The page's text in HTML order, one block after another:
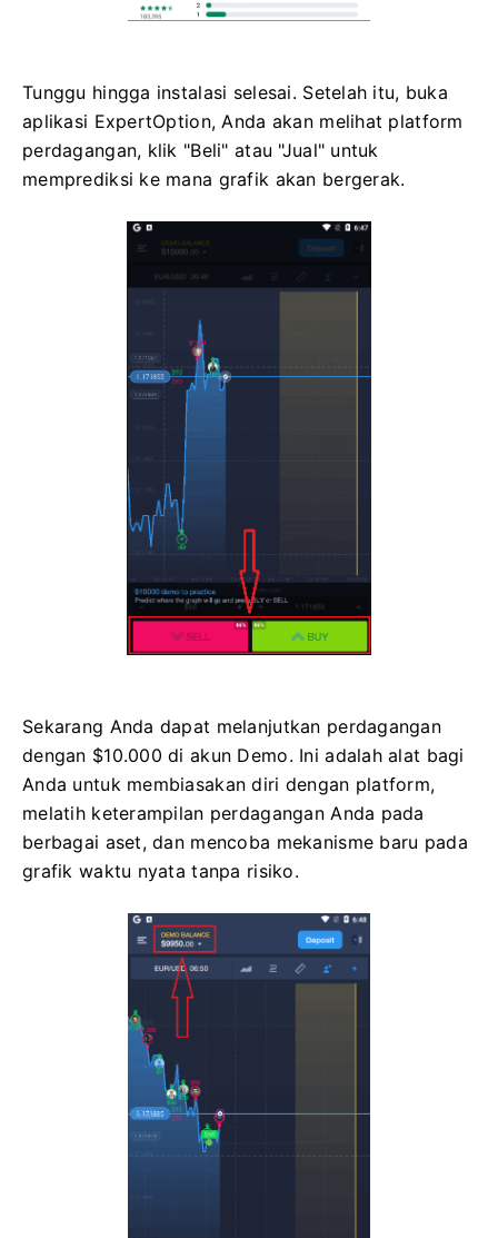
Tunggu hingga instalasi selesai. Setelah itu, buka
aplikasi ExpertOption, Anda akan melihat platform
perdagangan, klik "Beli" atau "Jual" untuk
memprediksi ke mana grafik akan bergerak.
Sekarang Anda dapat melanjutkan perdagangan
dengan $10.000 di akun Demo. Ini adalah alat bagi
Anda untuk membiasakan diri dengan platform,
melatih keterampilan perdagangan Anda pada
berbagai aset, dan mencoba mekanisme baru pada
grafik waktu nyata tanpa risiko.